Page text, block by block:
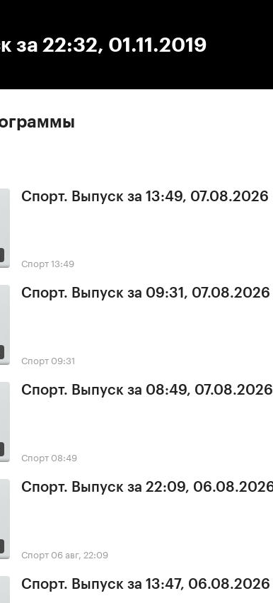
за 22:32, 01.11.2019
Спорт. Выпуск за 13:49, 07.08.2026
Спорт13:49
Спорт. Выпуск за 09:31, 07.08.2026
Спорт 09:31
Спорт. Выпуск за 08:49, 07.08.2026
Спорт 08:49
Спорт. Выпуск за 22:09,
Спорт 06 авг, 22:09
Спорт. Выпуск за 13:47, 06.08.2026